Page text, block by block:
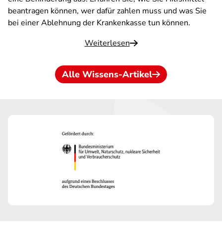
beantragen können, wer dafür zahlen muss und was Sie
bei einer Ablehnung der Krankenkasse tun können.
Weiterlesen
Alle Wissens-Artikel